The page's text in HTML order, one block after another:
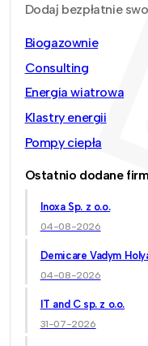
Dodaj bezpłatnie
Biogazownie
Consulting
Energia wiatrowa
Klastry energii
Pompy ciepła
Ostatnio dodane
Inoxa Sp. z o.o.
04-08-2026
Demicare Vadym
04-08-2026
IT and C sp. z o.o.
31-07-2026